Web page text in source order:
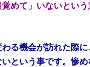
めて」いないとい
る機会が訪れた際に
という事です。惨め